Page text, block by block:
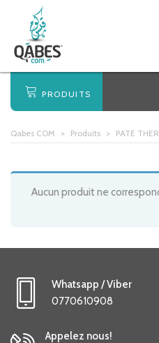
PRODUITS
Qabes COM > Produits > PATE
Aucun produit ne
Whatsapp / Viber
0770610908
Appelez nous!